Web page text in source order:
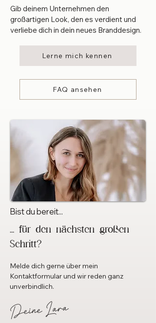
Gib deinem Unternehmen den
großartigen Look, den es verdient und
verliebe dich in dein neues Branddesign.
Lerne mich kennen
FAQ ansehen
Bist du bereit...
... für den nächsten großen
Schritt?
Melde dich gerne über mein
Kontaktformular und wir reden ganz
unverbindlich.
Deine Lara